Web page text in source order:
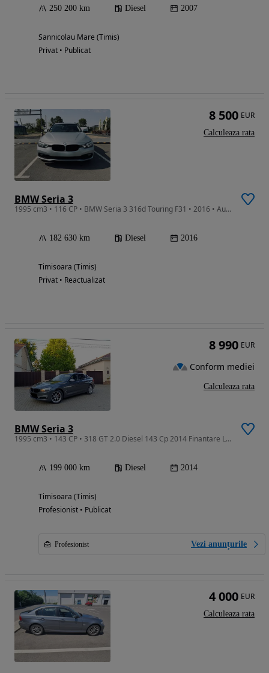
250 200 km Diesel 2007
Sannicolau Mare (Timis)
Privat • Publicat
BMW Seria 3
1995 cm3 • 116 CP • BMW Seria 3 316d Touring F31 • 2016 • Automat 8+1 • Euro 6 • 182.000 k
182 630 km Diesel 2016
Timisoara (Timis)
Privat • Reactualizat
8 500 EUR
Calculeaza rata
BMW Seria 3
1995 cm3 • 143 CP • 318 GT 2.0 Diesel 143 Cp 2014 Finantare Livrare Gratuita
199 000 km Diesel 2014
Timisoara (Timis)
Profesionist • Publicat
Profesionist Vezi anunțurile
8 990 EUR
Conform mediei
Calculeaza rata
4 000 EUR
Calculeaza rata